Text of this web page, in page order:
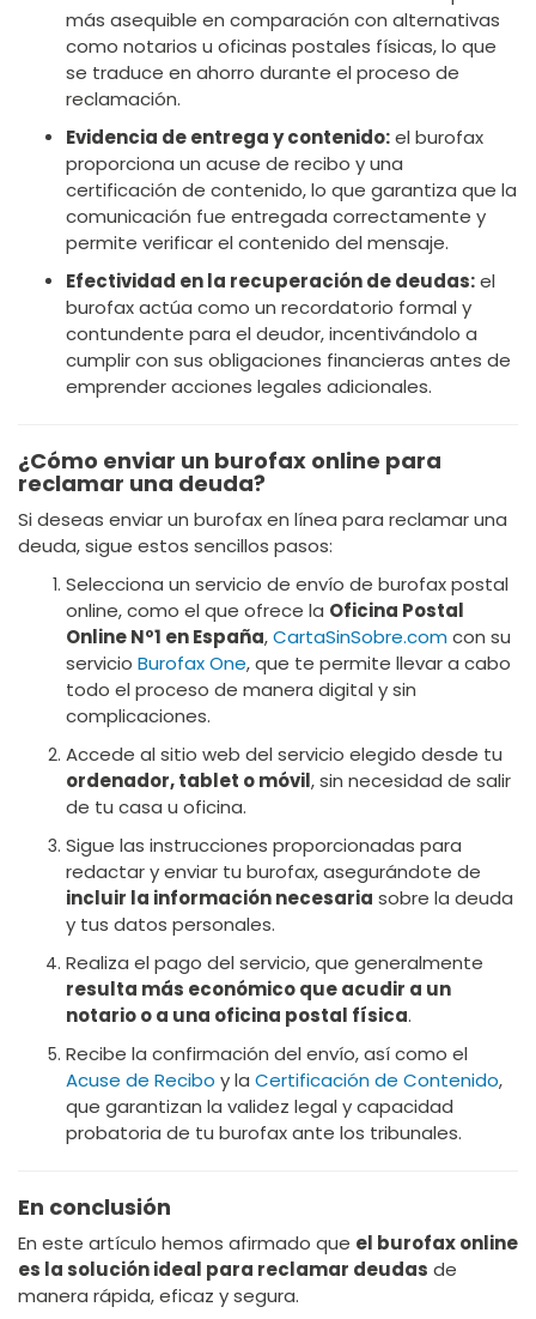
más asequible en comparación con alternativas
como notarios u oficinas postales físicas, lo que
se traduce en ahorro durante el proceso de
reclamación.
Evidencia de entrega y contenido:el burofax
proporciona un acuse de recibo y una
certificación de contenido, lo que garantiza que la
comunicación fue entregada correctamente y
permite verificar el contenido del mensaje.
Efectividad en la recuperación de deudas:el
burofax actúa como un recordatorio formal y
contundente para el deudor, incentivándolo a
cumplir con sus obligaciones financieras antes de
emprender acciones legales adicionales.
¿Cómo enviar un burofax online para
reclamar una deuda?
Si deseas enviar un burofax en línea para reclamar una
deuda, sigue estos sencillos pasos:
Selecciona un servicio de envío de burofax postal
online, como el que ofrece la Oficina Postal
Online Nº1 en España,CartaSinSobre.comcon su
servicio Burofax One, que te permite llevar a cabo
todo el proceso de manera digital y sin
complicaciones.
Accede al sitio web del servicio elegido desde tu
ordenador, tablet o móvil, sin necesidad de salir
de tu casa u oficina.
Sigue las instrucciones proporcionadas para
redactar y enviar tu burofax, asegurándote de
incluir la información necesaria sobre la deuda
y tus datos personales.
Realiza el pago del servicio, que generalmente
resulta más económico que acudir a un
notario o a una oficina postal física.
Recibe la confirmación del envío, así como el
Acuse de Recibo y la Certificación de Contenido,
que garantizan la validez legal y capacidad
probatoria de tu burofax ante los tribunales.
En conclusión
En este artículo hemos afirmado que el burofax online
es la solución ideal para reclamar deudas de
manera rápida, eficaz y segura.